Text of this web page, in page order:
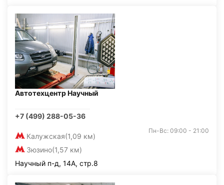
Автотехцентр Научный
+7 (499) 288-05-36
Калужская(1,09 км)
Зюзино(1,57 км)
Пн-Вс: 09:00 - 21:00
Научный п-д, 14А, стр.8